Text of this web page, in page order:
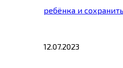
ребёнка и
12.07.2023